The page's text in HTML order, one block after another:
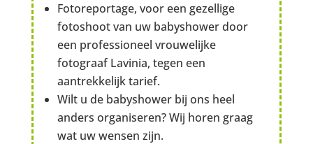
Fotoreportage, voor een gezellige
fotoshoot van uw babyshower door
een professioneel vrouwelijke
fotograaf Lavinia, tegen een
aantrekkelijk tarief.
Wilt u de babyshower bij ons heel
anders organiseren? Wij horen graag
wat uw wensen zijn.